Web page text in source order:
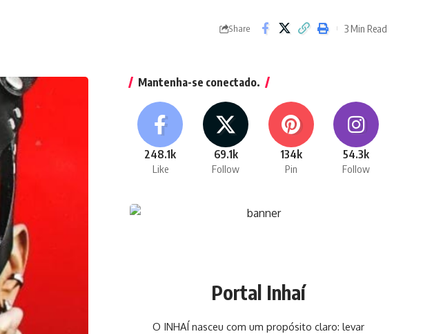
Share 3 Min Read
Mantenha-se conectado.
248.1k
Like
69.1k
Follow
134k
Pin
54.3k
Follow
Portal Inhaí
O INHAÍ nasceu com um propósito claro: levar